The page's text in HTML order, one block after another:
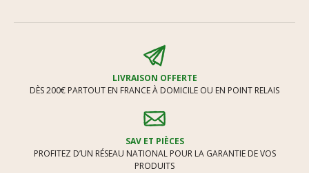
LIVRAISON OFFERTE
DÈS 200€ PARTOUT EN FRANCE À DOMICILE OU EN POINT RELAIS
SAV ET PIÈCES
PROFITEZ D’UN RÉSEAU NATIONAL POUR LA GARANTIE DE VOS
PRODUITS